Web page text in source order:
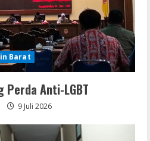
Barat
Perda Anti-LGBT
9 Juli 2026